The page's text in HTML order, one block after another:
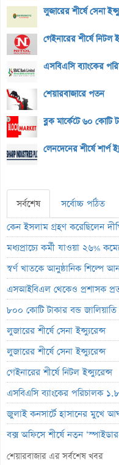
লুজারের শীর্ষে সেনা
গেইনারের শীর্ষে নিটল
এসবিএসি ব্যাংকের
শেয়ারবাজারে পতন
ব্লক মার্কেটে ৬০ কোটি
লেনদেনের শীর্ষে শার্প
সর্বশেষ
সর্বোচ্চ পঠিত
কেন ইসলাম গ্রহণ করেছিলেন
মধ্যপ্রাচ্যে কর্মী যাওয়া ২৬%
স্বর্ণ খাতকে আনুষ্ঠানিক শিল্পে
এসআইবিএল থেকেও প্রশাসক
৮০০ কোটি টাকার বন্ড
লুজারের শীর্ষে সেনা ইন্স্যুরেন্স
লুজারের শীর্ষে সেনা ইন্স্যুরেন্স
গেইনারের শীর্ষে নিটল ইন্স্যুরেন্স
এসবিএসি ব্যাংকের পরিচালক
জুলাই কনসার্টে হাসানের মুখে
বক্স অফিসে শীর্ষে নতুন
ভরিতে প্রায় ১০ হাজার টাকা বাড়ল
শেয়ারবাজার এর সর্বশেষ খবর